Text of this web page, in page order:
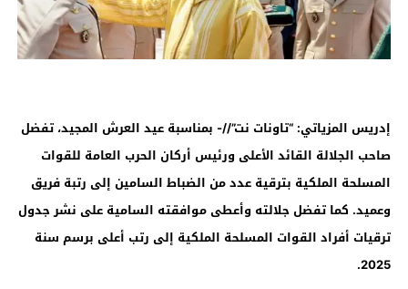
إدريس المزياتي: “تاونات نت”//- بمناسبة عيد العرش المجيد، تفضل
صاحب الجلالة القائد الأعلى ورئيس أركان الحرب العامة للقوات
المسلحة الملكية بترقية عدد من الضباط السامين إلى رتبة فريق
وعميد. كما تفضل جلالته وأعطى موافقته السامية على نشر جدول
ترقيات أفراد القوات المسلحة الملكية إلى رتب أعلى برسم سنة
2025
.